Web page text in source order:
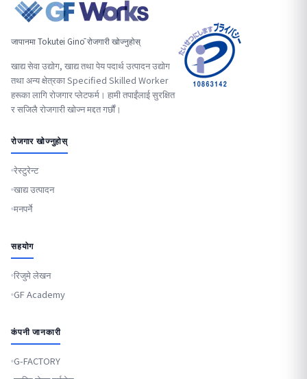
जापानमा Tokutei Ginō रोजगारी खोज्नुहोस्
खाद्य सेवा उद्योग, खाद्य तथा पेय पदार्थ उत्पादन उद्योग
तथा अन्य क्षेत्रका Specified Skilled Worker
हरूका लागि रोजगार प्लेटफर्म। हामी तपाईंलाई सुरक्षित
र सजिलै रोजगारी खोज्न मद्दत गर्छौं।
रोजगार खोज्नुहोस्
रेस्टुरेन्ट
खाद्य उत्पादन
मनपर्ने
सहयोग
रिजुमे लेखन
GF Academy
कंपनी जानकारी
G-FACTORY